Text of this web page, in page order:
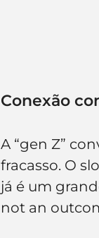
Conexão
A “gen Z”
fracasso. O
já é um
not an